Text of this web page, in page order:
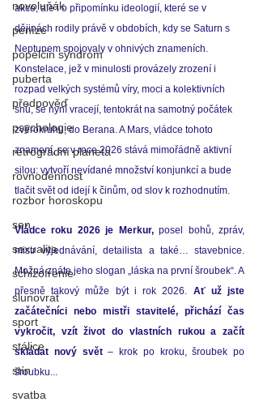
novoluňák
peníze
popelčin syndrom
puberta
předpověď
psychologie
retrográdní planeta
rovnodennost
rozbor horoskopu
sen
sexualita
schizofrenie
slunovrat
sport
stálice
stín
svatba
akce, ale i o připomínku ideologií, které se v
dějinách rodily právě v obdobích, kdy se Saturn s
Neptunem spojovaly v ohnivých znameních.
Konstelace, jež v minulosti provázely zrození i
rozpad velkých systémů víry, moci a kolektivních
snů, se nyní vracejí, tentokrát na samotný počátek
zvěrokruhu, do Berana. A Mars, vládce tohoto
znamení, se v roce 2026 stává mimořádně aktivní
silou: vytvoří nevídané množství konjunkcí a bude
tlačit svět od idejí k činům, od slov k rozhodnutím.
Vládce roku 2026 je Merkur, posel bohů, zpráv,
mistr vyjednávání, detailista a také… stavebnice.
Možná znáte jeho slogan „láska na první šroubek“. A
přesně takový může být i rok 2026. Ať už jste
začátečníci nebo mistři stavitelé, přichází čas
vykročit, vzít život do vlastních rukou a začít
skládat nový svět – krok po kroku, šroubek po
šroubku...